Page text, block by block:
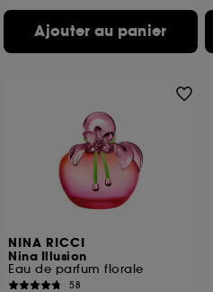
Ajouter au panier
NINA RICCI
Nina Illusion
Eau de parfum florale
58